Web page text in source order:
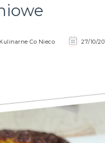
Co Nieco 27/10/